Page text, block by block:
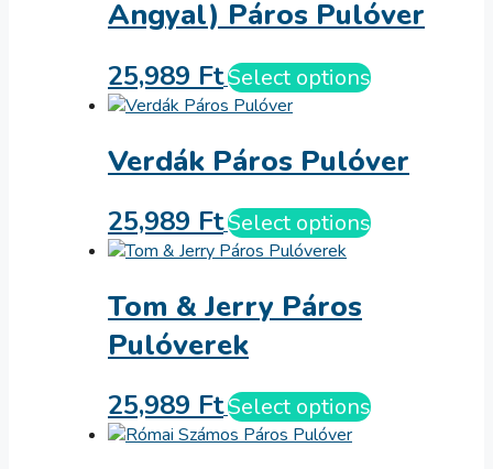
Angyal) Páros Pulóver
25,989 FtSelect options
Verdák Páros Pulóver
25,989 FtSelect options
Tom & Jerry Páros
Pulóverek
25,989 FtSelect options